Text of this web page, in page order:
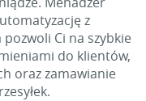
z
Ci na szybkie
do klientów,
oraz zamawianie